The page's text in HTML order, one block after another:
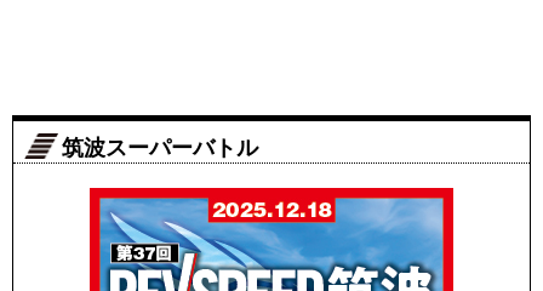
筑波スーパーバトル